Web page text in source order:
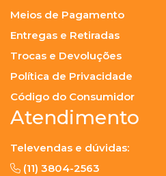
Meios de Pagamento
Entregas e Retiradas
Trocas e Devoluções
Política de Privacidade
Código do Consumidor
Atendimento
Televendas e dúvidas:
(11) 3804-2563